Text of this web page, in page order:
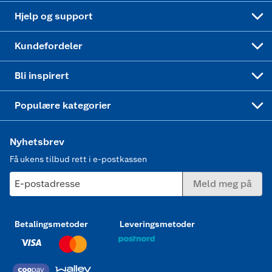
Hjelp og support
Kundefordeler
Bli inspirert
Populære kategorier
Nyhetsbrev
Få ukens tilbud rett i e-postkassen
E-postadresse Meld meg på
Betalingsmetoder Leveringsmetoder